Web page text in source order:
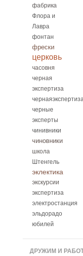
фабрика
Флора и
Лавра
фонтан
фрески
церковь
часовня
черная
экспертиза
чернаяэкспертиза
черные
эксперты
чинивники
чиновники
школа
Штенгель
эклектика
экскурсии
экспертиза
электростанция
эльдорадо
юбилей
ДРУЖИМ И